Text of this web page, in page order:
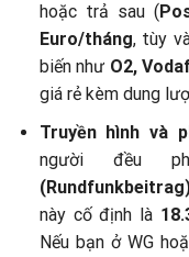
hoặc trả sau (
Euro/tháng, tùy
biến như O2,
giá rẻ kèm dung
Truyền hình và
người đều
này cố định là
Nếu bạn ở WG